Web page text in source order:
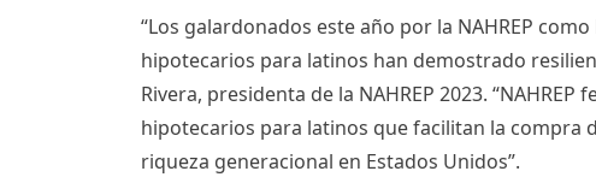
“Los galardonados este año por la NAHREP
hipotecarios para latinos han demostrado
Rivera, presidenta de la NAHREP 2023.
hipotecarios para latinos que facilitan la compra
riqueza generacional en Estados Unidos”.